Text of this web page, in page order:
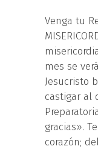
Venga tu
mes se
Jesucristo
castigar al
gracias».
corazón;